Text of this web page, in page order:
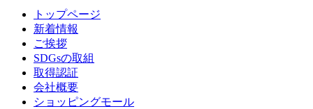
トップページ
新着情報
ご挨拶
SDGsの取組
取得認証
会社概要
ショッピングモール